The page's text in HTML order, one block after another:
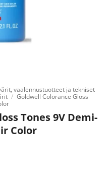
vaalennustuotteet ja tekniset
/ Goldwell Colorance Gloss
Tones 9V Demi-
Color